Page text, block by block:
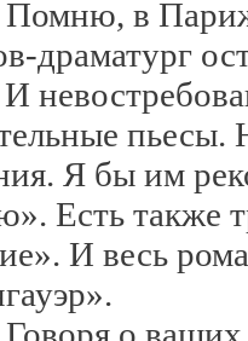
Помню, в
драматург
И
Я бы им
Есть также
И весь